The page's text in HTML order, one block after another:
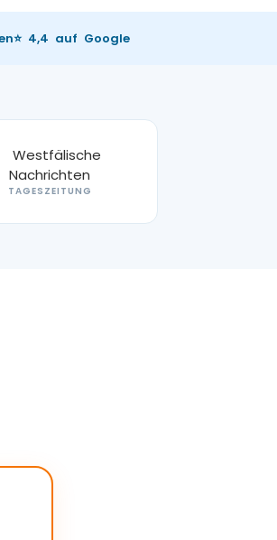
⭐ 4,4 auf Google
TAGESZEITUNG